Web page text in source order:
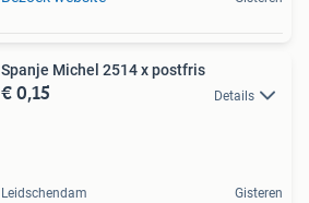
Spanje Michel 2514 x postfris
€ 0,15 Details
Leidschendam Gisteren